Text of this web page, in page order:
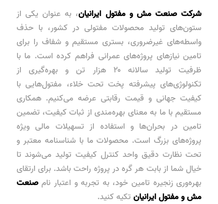
شرکت صنعت مش و مفتول ایرانیان، به عنوان یکی از
ستون‌های تولید محصولات مفتولی در کشور، با حذف
واسطه‌های غیرضروری، بستری مستقیم و شفاف را برای
تامین نیازهای پروژه‌های عمرانی فراهم کرده است. ما با
ظرفیت تولید سالانه ۲۰ هزار تن و بهره‌گیری از
تکنولوژی‌های پیشرفته پخت تحت خلاء، مفتول‌هایی با
کیفیت جهانی و قیمت رقابتی عرضه می‌کنیم. همکاری
مستقیم با ما به معنای بهره‌مندی از ثبات کیفیت، تضمین
تامین در بحران‌ها و استفاده از تسهیلات مالی ویژه
پروژه‌های بزرگ است. محصولات ما با شناسنامه معتبر و
تحت نظارت دقیق واحد کنترل کیفیت تولید می‌شوند تا
خیال شما از بابت هر گره در پروژه راحت باشد. برای ارتقای
بهره‌وری زنجیره تامین خود، به تجربه و اعتبار نامصنعت
مش و مفتول ایرانیانتکیه کنید.